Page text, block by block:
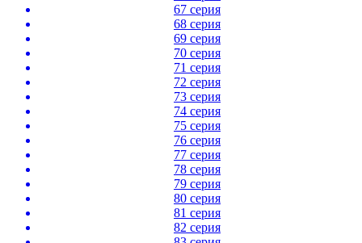
67 серия
68 серия
69 серия
70 серия
71 серия
72 серия
73 серия
74 серия
75 серия
76 серия
77 серия
78 серия
79 серия
80 серия
81 серия
82 серия